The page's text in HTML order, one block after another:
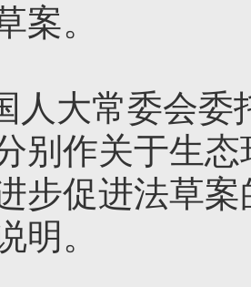
案。
人大常委会委
别作关于生
步促进法草
明。